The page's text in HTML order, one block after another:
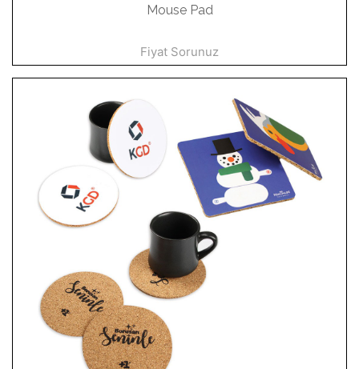
Mouse Pad
Fiyat Sorunuz